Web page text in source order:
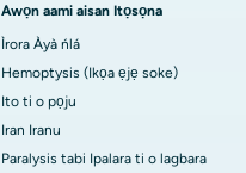
Awọn aami aisan Itọsọna
Ìrora Àyà ńlá
Hemoptysis (Ikọa ẹjẹ soke)
Ito ti o pọju
Iran Iranu
Paralysis tabi Ipalara ti o lagbara